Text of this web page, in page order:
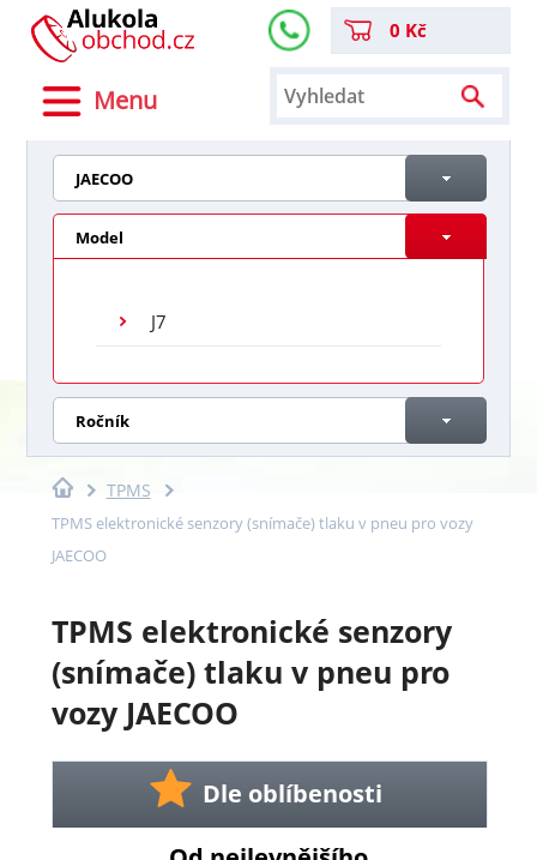
Menu
0 Kč
JAECOO
Model
J7
Ročník
TPMS
TPMS elektronické senzory (snímače) tlaku v pneu pro vozy
JAECOO
TPMS elektronické senzory
(snímače) tlaku v pneu pro
vozy JAECOO
Dle oblíbenosti